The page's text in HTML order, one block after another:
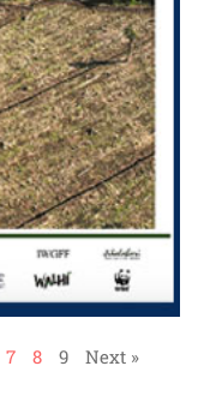
7 8 9 Next »